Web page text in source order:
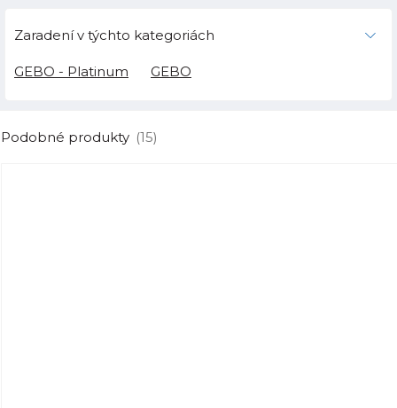
Zaradení v týchto kategoriách
GEBO - Platinum GEBO
Podobné produkty (15)